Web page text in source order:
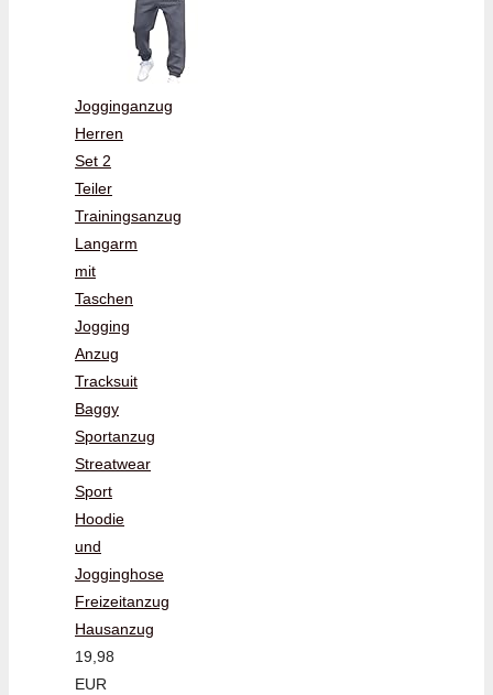
Jogginganzug
Herren
Set 2
Teiler
Trainingsanzug
Langarm
mit
Taschen
Jogging
Anzug
Tracksuit
Baggy
Sportanzug
Streatwear
Sport
Hoodie
und
Jogginghose
Freizeitanzug
Hausanzug
19,98
EUR